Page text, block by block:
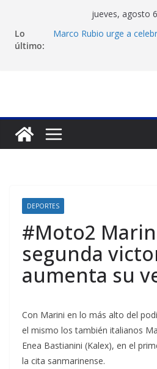
contenido
jueves, agosto
Lo
último:
Marco Rubio urge a
avalancha en Pakistán
Machado exige un
de diálogo
DEPORTES
#Moto2
segunda
aumenta su
Con Marini en lo más alto del
el mismo los también italianos
Enea Bastianini (Kalex), en el
la cita sanmarinense.